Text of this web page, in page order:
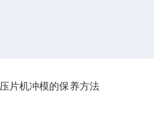
片机冲模的保养方法